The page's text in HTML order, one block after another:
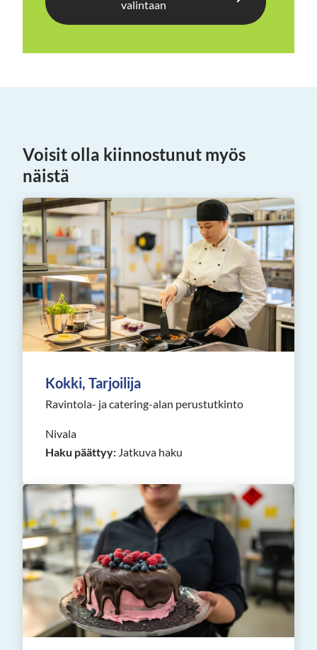
valintaan
Voisit olla kiinnostunut myös
näistä
Kokki, Tarjoilija
Ravintola- ja catering-alan perustutkinto
Nivala
Haku päättyy: Jatkuva haku